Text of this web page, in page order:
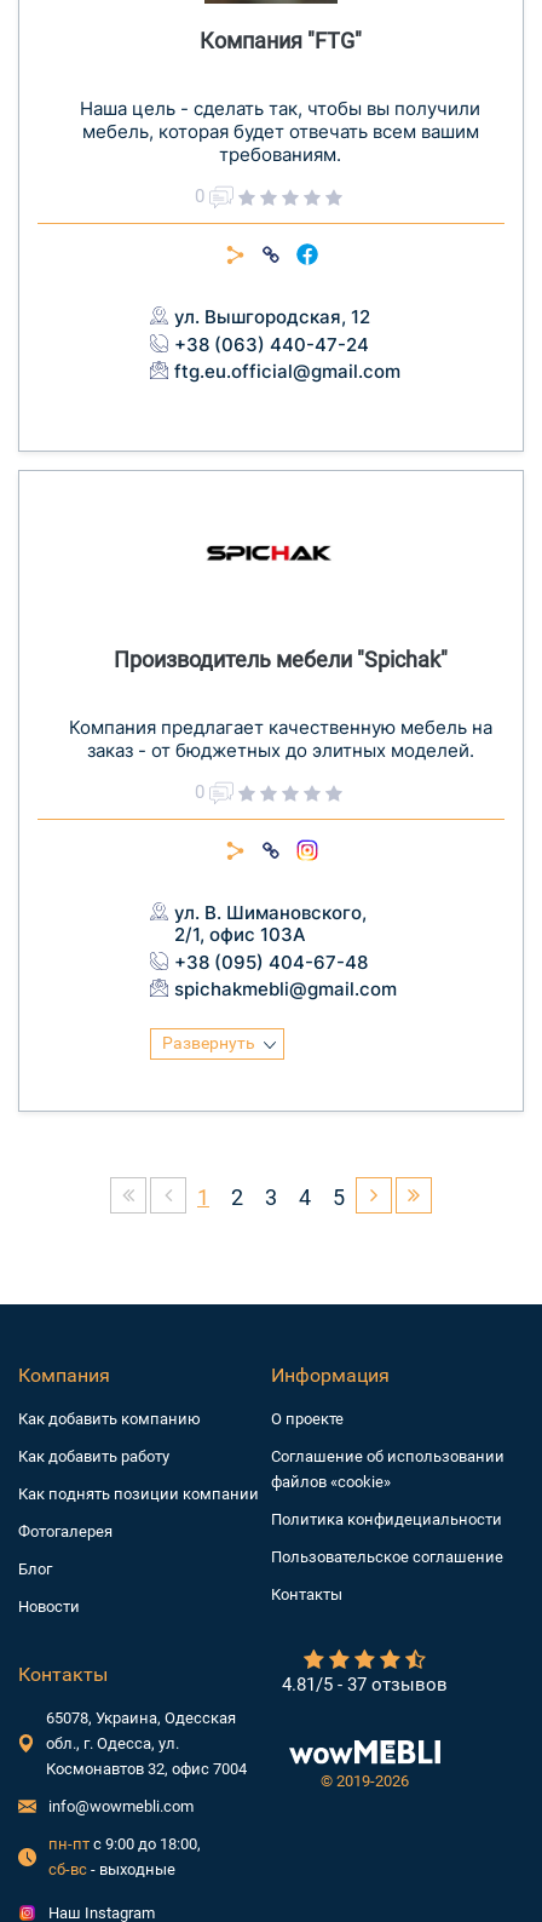
Компания "FTG"
Наша цель - сделать так, чтобы вы получили
мебель, которая будет отвечать всем вашим
требованиям.
0
ул. Вышгородская, 12
+38 (063) 440-47-24
ftg.eu.official@gmail.com
Производитель мебели "Spichak"
Компания предлагает качественную мебель на
заказ - от бюджетных до элитных моделей.
0
ул. В. Шимановского,
2/1, офис 103А
+38 (095) 404-67-48
spichakmebli@gmail.com
Развернуть
1 2 3 4 5
© 2019-2026
4.81/5 - 37 отзывов
Компания
Как добавить компанию
Как добавить работу
Как поднять позиции компании
Фотогалерея
Блог
Новости
Информация
О проекте
Соглашение об использовании
файлов «cookie»
Политика конфидециальности
Пользовательское соглашение
Контакты
Контакты
65078, Украина, Одесская
обл., г. Одесса, ул.
Космонавтов 32, офис 7004
info@wowmebli.com
пн-пт с 9:00 до 18:00,
сб-вс - выходные
Наш Instagram